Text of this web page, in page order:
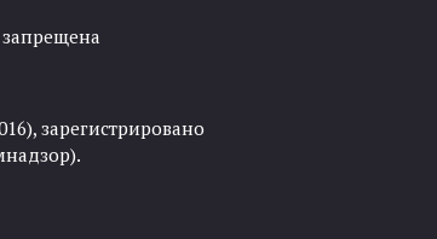
зарегистрировано